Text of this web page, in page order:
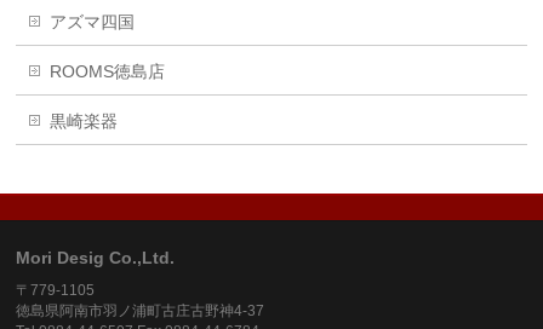
アズマ四国
ROOMS徳島店
黒崎楽器
Mori Desig Co.,Ltd.
〒779-1105
徳島県阿南市羽ノ浦町古庄古野神4-37